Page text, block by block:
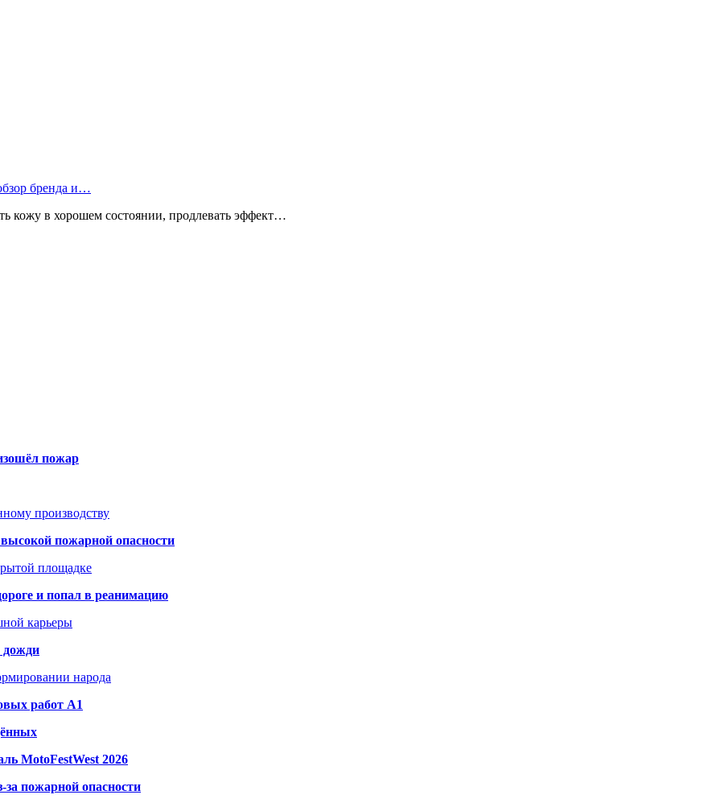
бренда и…
кожу в хорошем состоянии, продлевать эффект…
пожар
производству
пожарной опасности
площадке
и попал в реанимацию
карьеры
дожди
народа
работ A1
MotoFestWest 2026
за пожарной опасности